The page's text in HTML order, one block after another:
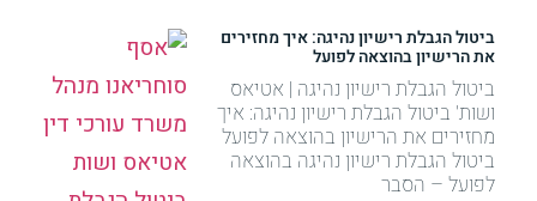
ביטול הגבלת רישיון נהיגה: איך מחזירים
את הרישיון בהוצאה לפועל
ביטול הגבלת רישיון נהיגה | אטיאס
ושות' ביטול הגבלת רישיון נהיגה: איך
מחזירים את הרישיון בהוצאה לפועל
ביטול הגבלת רישיון נהיגה בהוצאה
לפועל – הסבר